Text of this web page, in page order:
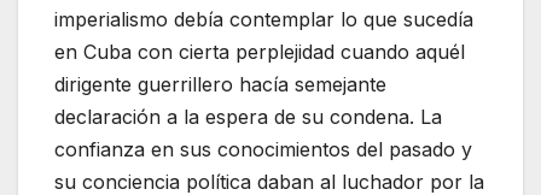
imperialismo debía contemplar lo que sucedía
en Cuba con cierta perplejidad cuando aquél
dirigente guerrillero hacía semejante
declaración a la espera de su condena. La
confianza en sus conocimientos del pasado y
su conciencia política daban al luchador por la